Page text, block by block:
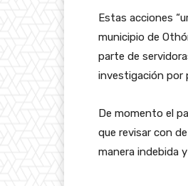
Estas acciones
municipio de
parte de
investigación por
De momento el
que revisar con
manera indebida